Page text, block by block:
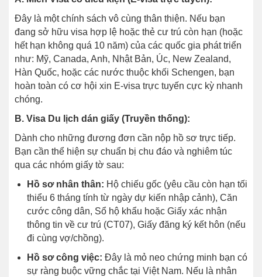
Đây là một chính sách vô cùng thân thiện. Nếu bạn
đang sở hữu visa hợp lệ hoặc thẻ cư trú còn hạn (hoặc
hết hạn không quá 10 năm) của các quốc gia phát triển
như: Mỹ, Canada, Anh, Nhật Bản, Úc, New Zealand,
Hàn Quốc, hoặc các nước thuộc khối Schengen, bạn
hoàn toàn có cơ hội xin E-visa trực tuyến cực kỳ nhanh
chóng.
B. Visa Du lịch dán giấy (Truyền thống):
Dành cho những đương đơn cần nộp hồ sơ trực tiếp.
Bạn cần thể hiện sự chuẩn bị chu đáo và nghiêm túc
qua các nhóm giấy tờ sau:
Hồ sơ nhân thân: Hộ chiếu gốc (yêu cầu còn hạn tối
thiểu 6 tháng tính từ ngày dự kiến nhập cảnh), Căn
cước công dân, Sổ hộ khẩu hoặc Giấy xác nhận
thông tin về cư trú (CT07), Giấy đăng ký kết hôn (nếu
đi cùng vợ/chồng).
Hồ sơ công việc: Đây là mỏ neo chứng minh bạn có
sự ràng buộc vững chắc tại Việt Nam. Nếu là nhân